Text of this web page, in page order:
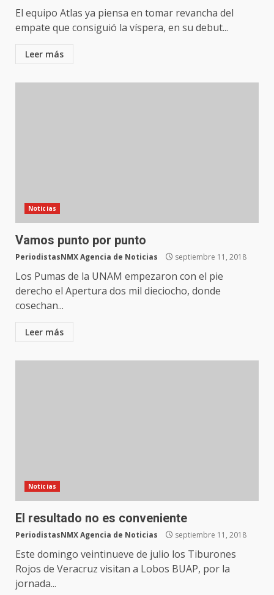
El equipo Atlas ya piensa en tomar revancha del
empate que consiguió la víspera, en su debut...
Leer más
Noticias
Vamos punto por punto
PeriodistasNMX Agencia de Noticias septiembre 11, 2018
Los Pumas de la UNAM empezaron con el pie
derecho el Apertura dos mil dieciocho, donde
cosechan...
Leer más
Noticias
El resultado no es conveniente
PeriodistasNMX Agencia de Noticias septiembre 11, 2018
Este domingo veintinueve de julio los Tiburones
Rojos de Veracruz visitan a Lobos BUAP, por la
jornada...